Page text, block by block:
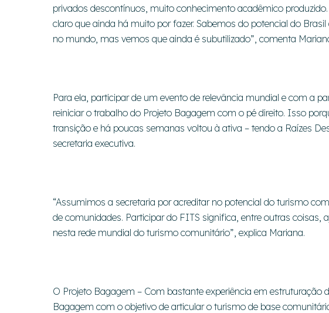
privados descontínuos, muito conhecimento acadêmico
claro que ainda há muito por fazer. Sabemos do potencial do
no mundo, mas vemos que ainda é subutilizado”, comenta
Para ela, participar de um evento de relevância mundial e com a
reiniciar o trabalho do Projeto Bagagem com o pé direito. Isso
transição e há poucas semanas voltou à ativa – tendo a Raízes
secretaria executiva.
“Assumimos a secretaria por acreditar no potencial do turismo
de comunidades. Participar do FITS significa, entre outras coisas,
nesta rede mundial do turismo comunitário”, explica Mariana.
O Projeto Bagagem – Com bastante experiência em estruturação
Bagagem com o objetivo de articular o turismo de base